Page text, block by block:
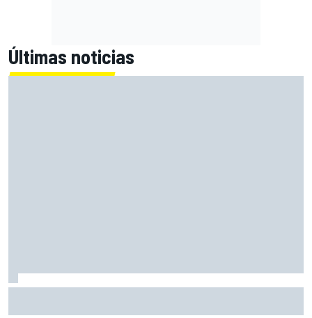
Últimas noticias